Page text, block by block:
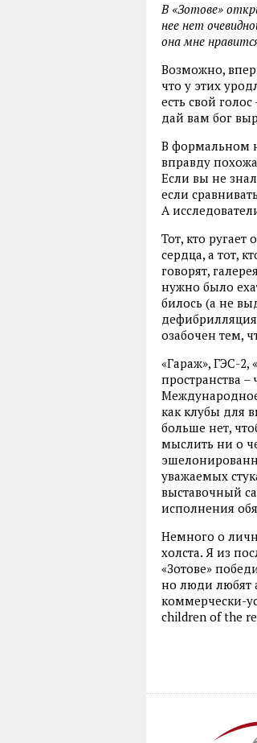
В «Зотове»
нее нет
она мне
Возможно,
что у этих
есть свой
дай вам бог
В формальном
вправду
Если вы не
если
А
Тот, кто
сердца, а тот,
говорят,
нужно было
билось (а не
озабочен тем,
«Гараж», ГЭС-2,
пространства
как клубы для
больше нет,
мыслить ни о
уважаемых
выставочный
исполнения
Немного о
холста. Я из
«Зотове»
но люди любят
коммерчески-
children of the